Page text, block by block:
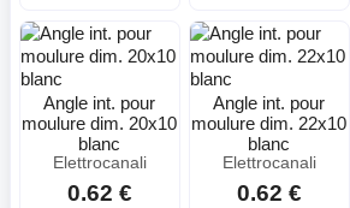
Angle int. pour
moulure dim. 20x10
blanc
Elettrocanali
0.62 €
Angle int. pour
moulure dim. 22x10
blanc
Elettrocanali
0.62 €